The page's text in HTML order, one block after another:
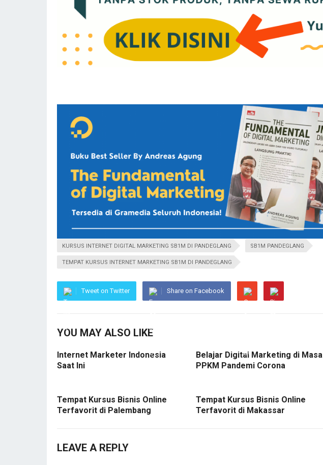
KURSUS INTERNET DIGITAL MARKETING SB1M DI PANDEGLANG SB1M PANDEGLANG
TEMPAT KURSUS INTERNET MARKETING SB1M DI PANDEGLANG
Tweet on Twitter Share on Facebook
YOU MAY ALSO LIKE
Internet Marketer Indonesia
Saat Ini
Belajar Digital Marketing di Masa
PPKM Pandemi Corona
Tempat Kursus Bisnis Online
Terfavorit di Palembang
Tempat Kursus Bisnis Online
Terfavorit di Makassar
LEAVE A REPLY